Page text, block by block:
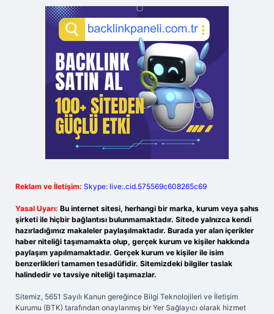
Reklam ve İletişim: Skype: live:.cid.575569c608265c69
Yasal Uyarı: Bu internet sitesi, herhangi bir marka, kurum veya şahıs
şirketi ile hiçbir bağlantısı bulunmamaktadır. Sitede yalnızca kendi
hazırladığımız makaleler paylaşılmaktadır. Burada yer alan içerikler
haber niteliği taşımamakta olup, gerçek kurum ve kişiler hakkında
paylaşım yapılmamaktadır. Gerçek kurum ve kişiler ile isim
benzerlikleri tamamen tesadüfidir. Sitemizdeki bilgiler taslak
halindedir ve tavsiye niteliği taşımazlar.
Sitemiz, 5651 Sayılı Kanun gereğince Bilgi Teknolojileri ve İletişim
Kurumu (BTK) tarafından onaylanmış bir Yer Sağlayıcı olarak hizmet